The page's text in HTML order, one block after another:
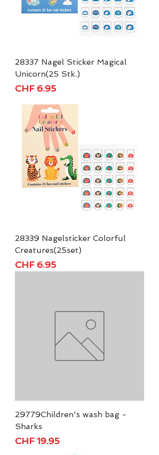
28337 Nagel Sticker Magical
Unicorn(25 Stk.)
Preis
CHF 6.95
28339 Nagelsticker Colorful
Creatures(25set)
Preis
CHF 6.95
29779Children's wash bag -
Sharks
Preis
CHF 19.95